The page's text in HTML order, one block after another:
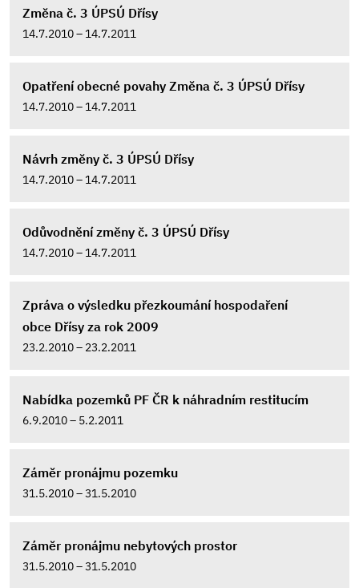
Změna č. 3 ÚPSÚ Dřísy
14.7.2010 – 14.7.2011
Opatření obecné povahy Změna č. 3 ÚPSÚ Dřísy
14.7.2010 – 14.7.2011
Návrh změny č. 3 ÚPSÚ Dřísy
14.7.2010 – 14.7.2011
Odůvodnění změny č. 3 ÚPSÚ Dřísy
14.7.2010 – 14.7.2011
Zpráva o výsledku přezkoumání hospodaření
obce Dřísy za rok 2009
23.2.2010 – 23.2.2011
Nabídka pozemků PF ČR k náhradním restitucím
6.9.2010 – 5.2.2011
Záměr pronájmu pozemku
31.5.2010 – 31.5.2010
Záměr pronájmu nebytových prostor
31.5.2010 – 31.5.2010